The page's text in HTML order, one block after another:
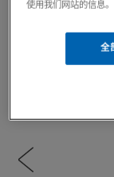
使用我们网站的信息。
全